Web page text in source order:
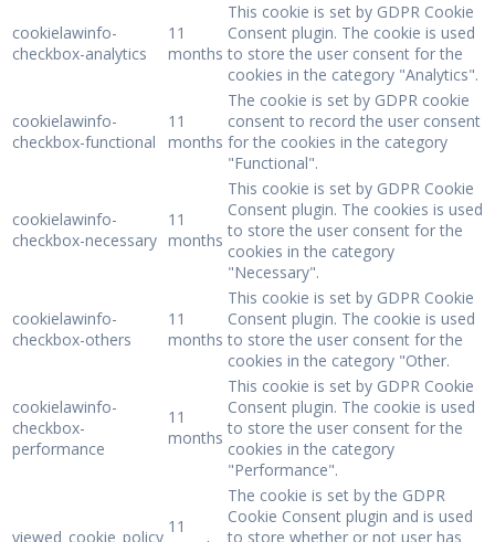
cookielawinfo-
checkbox-analytics
11
months
This cookie is set by GDPR Cookie
Consent plugin. The cookie is used
to store the user consent for the
cookies in the category "Analytics".
cookielawinfo-
checkbox-functional
11
months
The cookie is set by GDPR cookie
consent to record the user consent
for the cookies in the category
"Functional".
cookielawinfo-
checkbox-necessary
11
months
This cookie is set by GDPR Cookie
Consent plugin. The cookies is used
to store the user consent for the
cookies in the category
"Necessary".
cookielawinfo-
checkbox-others
11
months
This cookie is set by GDPR Cookie
Consent plugin. The cookie is used
to store the user consent for the
cookies in the category "Other.
cookielawinfo-
checkbox-
performance
11
months
This cookie is set by GDPR Cookie
Consent plugin. The cookie is used
to store the user consent for the
cookies in the category
"Performance".
viewed_cookie_policy
11
The cookie is set by the GDPR
Cookie Consent plugin and is used
to store whether or not user has